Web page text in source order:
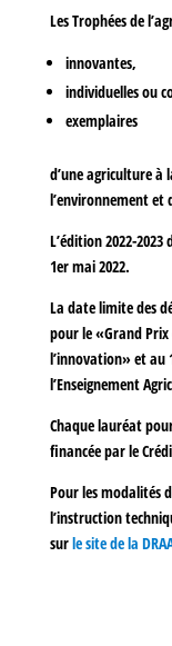
Les Trophées de
innovantes,
individuelles ou
exemplaires
d’une agriculture à
l’environnement et
L’édition 2022-2023
1er mai 2022.
La date limite des
pour le «Grand
l’innovation» et au
l’Enseignement
Chaque lauréat
financée par le
Pour les modalités
l’instruction
surle site de la